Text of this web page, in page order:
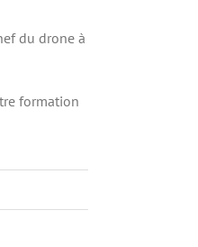
du drone à
formation